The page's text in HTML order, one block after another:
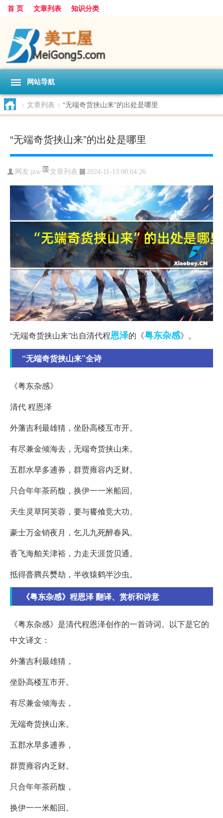
首 页 文章列表 知识分类
网站导航
> 文章列表 > “无端奇货挟山来”的出处是哪里
“无端奇货挟山来”的出处是哪里
网友:jzw 文章列表 2024-11-13 00:04:26
“无端奇货挟山来”出自清代程恩泽的《粤东杂感》。
“无端奇货挟山来”全诗
《粤东杂感》
清代 程恩泽
外藩吉利最雄猜，坐卧高楼互市开。
有尽兼金倾海去，无端奇货挟山来。
五郡水旱多逋券，群贾雍容内乏财。
只合年年茶药馥，换伊一一米船回。
天生灵草阿芙蓉，要与饔飧竞大功。
豪士万金销夜月，乞儿九死醉春风。
香飞海舶关津裕，力走天涯货贝通。
抵得瞢腾兵燹劫，半收猿鹤半沙虫。
《粤东杂感》程恩泽 翻译、赏析和诗意
《粤东杂感》是清代程恩泽创作的一首诗词。以下是它的
中文译文：
外藩吉利最雄猜，
坐卧高楼互市开。
有尽兼金倾海去，
无端奇货挟山来。
五郡水旱多逋券，
群贾雍容内乏财。
只合年年茶药馥，
换伊一一米船回。